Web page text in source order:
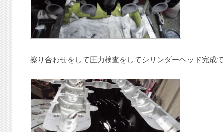
擦り合わせをして圧力検査をしてシリンダーヘッド完成